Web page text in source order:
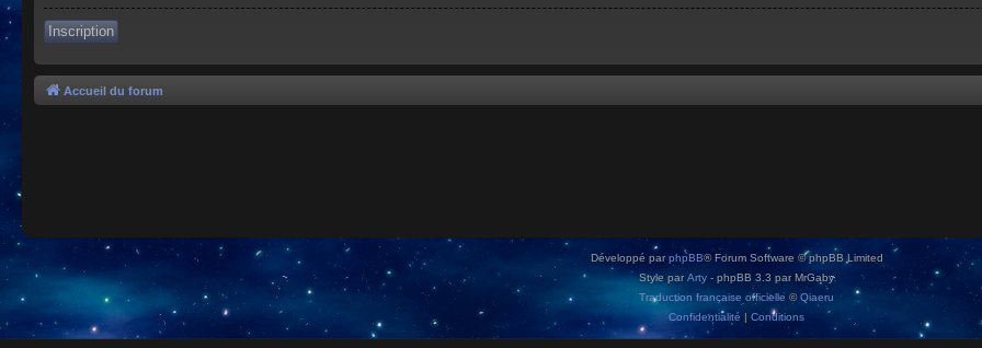
Inscription
Accueil du forum
Développé parphpBB® Forum Software © phpBB Limited
Style par Arty - phpBB 3.3 par MrGaby
Traduction française officielle ©Qiaeru
Confidentialité | Conditions